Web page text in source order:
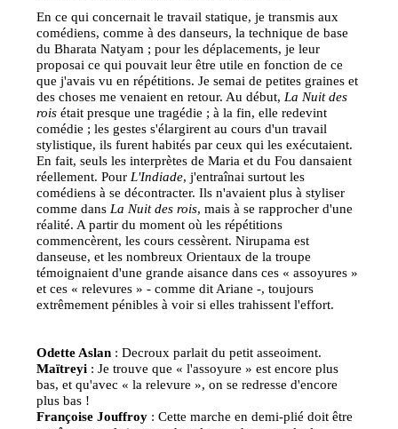
En ce qui concernait le travail statique, je transmis aux
comédiens, comme à des danseurs, la technique de base
du Bharata Natyam ; pour les déplacements, je leur
proposai ce qui pouvait leur être utile en fonction de ce
que j'avais vu en répétitions. Je semai de petites graines et
des choses me venaient en retour. Au début, La Nuit des
rois était presque une tragédie ; à la fin, elle redevint
comédie ; les gestes s'élargirent au cours d'un travail
stylistique, ils furent habités par ceux qui les exécutaient.
En fait, seuls les interprètes de Maria et du Fou dansaient
réellement. Pour L'Indiade, j'entraînai surtout les
comédiens à se décontracter. Ils n'avaient plus à styliser
comme dans La Nuit des rois, mais à se rapprocher d'une
réalité. A partir du moment où les répétitions
commencèrent, les cours cessèrent. Nirupama est
danseuse, et les nombreux Orientaux de la troupe
témoignaient d'une grande aisance dans ces « assoyures »
et ces « relevures » - comme dit Ariane -, toujours
extrêmement pénibles à voir si elles trahissent l'effort.
Odette Aslan : Decroux parlait du petit asseoiment.
Maïtreyi : Je trouve que « l'assoyure » est encore plus
bas, et qu'avec « la relevure », on se redresse d'encore
plus bas !
Françoise Jouffroy : Cette marche en demi-plié doit être